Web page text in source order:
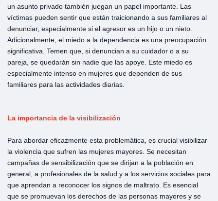
un asunto privado también juegan un papel importante. Las
víctimas pueden sentir que están traicionando a sus familiares al
denunciar, especialmente si el agresor es un hijo o un nieto.
Adicionalmente, el miedo a la dependencia es una preocupación
significativa. Temen que, si denuncian a su cuidador o a su
pareja, se quedarán sin nadie que las apoye. Este miedo es
especialmente intenso en mujeres que dependen de sus
familiares para las actividades diarias.
La importancia de la visibilización
Para abordar eficazmente esta problemática, es crucial visibilizar
la violencia que sufren las mujeres mayores. Se necesitan
campañas de sensibilización que se dirijan a la población en
general, a profesionales de la salud y a los servicios sociales para
que aprendan a reconocer los signos de maltrato. Es esencial
que se promuevan los derechos de las personas mayores y se